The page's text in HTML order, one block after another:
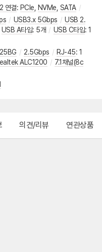
연결: PCIe NVMe SATA /
/ USB3.x 5Gbps / USB 2.
USB A타입: 5개 / USB C타입: 1
/ 2.5Gbps / RJ-45: 1
ALC1200 / 7.1채널(8c
의견/리뷰 연관상품